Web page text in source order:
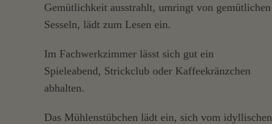
Gemütlichkeit ausstrahlt, umringt von gemütlichen
Sesseln, lädt zum Lesen ein.
Im Fachwerkzimmer lässt sich gut ein
Spieleabend, Strickclub oder Kaffeekränzchen
abhalten.
Das Mühlenstübchen lädt ein, sich vom idyllischen